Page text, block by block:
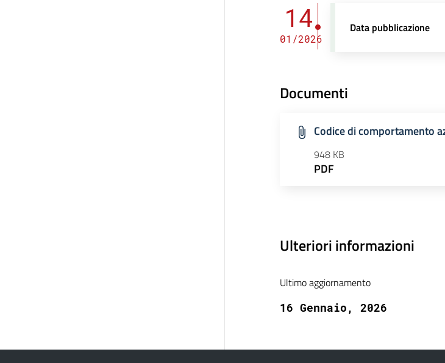
14
01/2026
Data pubblicazione
Documenti
Codice di comportamento
948 KB
PDF
Ulteriori informazioni
Ultimo aggiornamento
16 Gennaio, 2026